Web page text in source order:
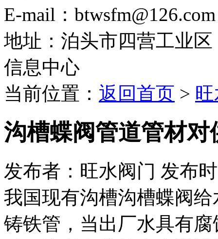
E-mail：btwsfm@126.com
地址：泊头市四营工业区
信息中心
当前位置： 返回首页 >
沟槽蝶阀管道管材
发布者：旺水阀门 发布
我国现有沟槽沟槽蝶阀
铸铁管，当出厂水具有